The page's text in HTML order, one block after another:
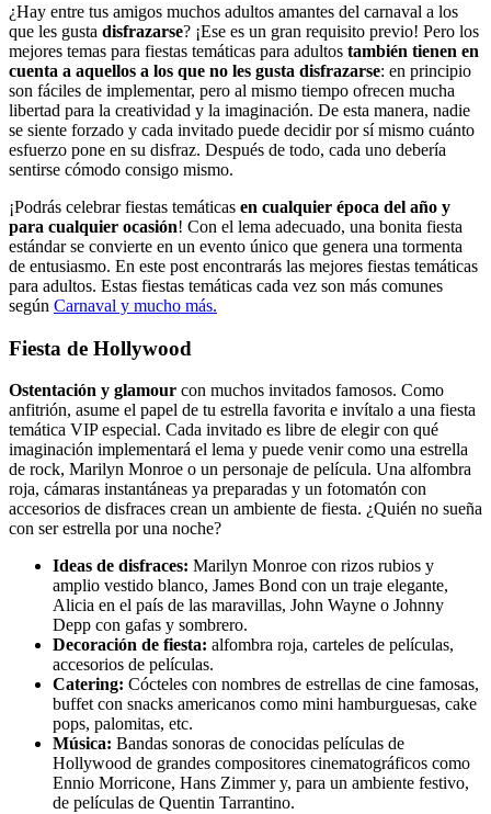
¿Hay entre tus amigos muchos adultos amantes del carnaval a los
que les gusta disfrazarse? ¡Ese es un gran requisito previo! Pero los
mejores temas para fiestas temáticas para adultos también tienen en
cuenta a aquellos a los que no les gusta disfrazarse: en principio
son fáciles de implementar, pero al mismo tiempo ofrecen mucha
libertad para la creatividad y la imaginación. De esta manera, nadie
se siente forzado y cada invitado puede decidir por sí mismo cuánto
esfuerzo pone en su disfraz. Después de todo, cada uno debería
sentirse cómodo consigo mismo.
¡Podrás celebrar fiestas temáticas en cualquier época del año y
para cualquier ocasión! Con el lema adecuado, una bonita fiesta
estándar se convierte en un evento único que genera una tormenta
de entusiasmo. En este post encontrarás las mejores fiestas temáticas
para adultos. Estas fiestas temáticas cada vez son más comunes
según Carnaval y mucho más.
Fiesta de Hollywood
Ostentación y glamour con muchos invitados famosos. Como
anfitrión, asume el papel de tu estrella favorita e invítalo a una fiesta
temática VIP especial. Cada invitado es libre de elegir con qué
imaginación implementará el lema y puede venir como una estrella
de rock, Marilyn Monroe o un personaje de película. Una alfombra
roja, cámaras instantáneas ya preparadas y un fotomatón con
accesorios de disfraces crean un ambiente de fiesta. ¿Quién no sueña
con ser estrella por una noche?
Ideas de disfraces: Marilyn Monroe con rizos rubios y
amplio vestido blanco, James Bond con un traje elegante,
Alicia en el país de las maravillas, John Wayne o Johnny
Depp con gafas y sombrero.
Decoración de fiesta: alfombra roja, carteles de películas,
accesorios de películas.
Catering: Cócteles con nombres de estrellas de cine famosas,
buffet con snacks americanos como mini hamburguesas, cake
pops, palomitas, etc.
Música: Bandas sonoras de conocidas películas de
Hollywood de grandes compositores cinematográficos como
Ennio Morricone, Hans Zimmer y, para un ambiente festivo,
de películas de Quentin Tarrantino.